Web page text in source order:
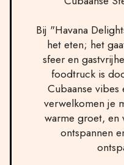
Bij "Havana
het eten; het
sfeer en
foodtruck is
Cubaanse
verwelkomen je
warme groet, en
ontspannen